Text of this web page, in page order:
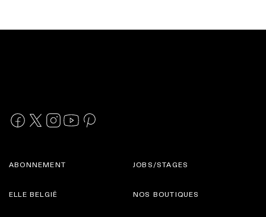
ABONNEMENT
ELLE BELGIË
JOBS/STAGES
NOS BOUTIQUES